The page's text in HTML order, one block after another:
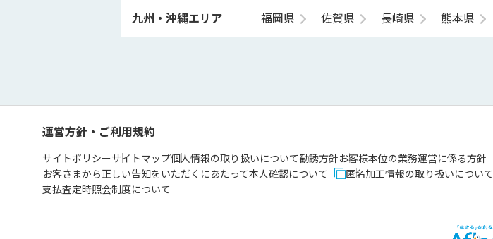
九州・沖縄エリア 福岡県 佐賀県 長崎県 熊本県
運営方針・ご利用規約
サイトポリシーサイトマップ個人情報の取り扱いについて勧誘方針お客様本位の業務運営に係る方針
お客さまから正しい告知をいただくにあたって本人確認について 匿名加工情報の取り扱いについて
支払査定時照会制度について